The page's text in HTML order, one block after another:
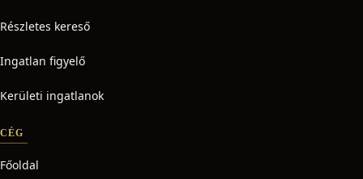
Részletes kereső
Ingatlan figyelő
Kerületi ingatlanok
CÉG
Főoldal